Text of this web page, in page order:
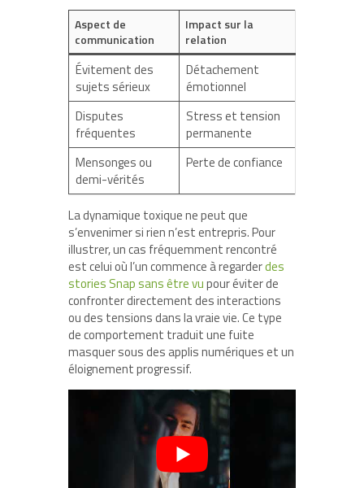
Aspect de
communication
Impact sur la
relation
Évitement des
sujets sérieux
Détachement
émotionnel
Disputes
fréquentes
Stress et tension
permanente
Mensonges ou
demi-vérités
Perte de confiance
La dynamique toxique ne peut que
s’envenimer si rien n’est entrepris. Pour
illustrer, un cas fréquemment rencontré
est celui où l’un commence à regarderdes
stories Snap sans être vupour éviter de
confronter directement des interactions
ou des tensions dans la vraie vie. Ce type
de comportement traduit une fuite
masquer sous des applis numériques et un
éloignement progressif.